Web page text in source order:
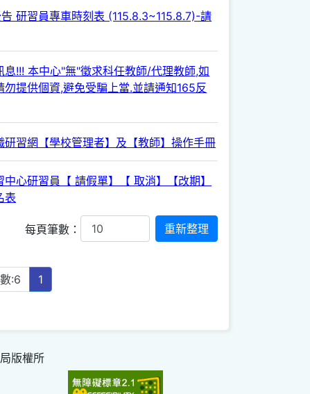
研習員專車時刻表 (115.8.3~115.8.7)-請
息!!! 本中心"無"徵求科任教師/代理教師,如
勿提供個資,避免受騙上當.並請通知165反
研習網【學校管理者】及【教師】操作手冊
心研習員【 請假單】【 取消】【改期】
表
每頁筆數：
:6 1
版權所